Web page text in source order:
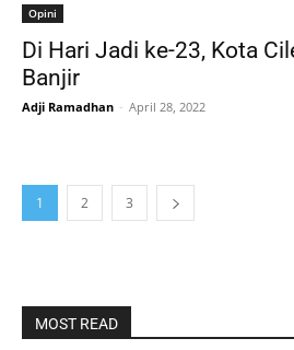
Opini
Di Hari Jadi ke-23, Kota
Banjir
Adji Ramadhan - April 28, 2022
1 2 3
MOST READ